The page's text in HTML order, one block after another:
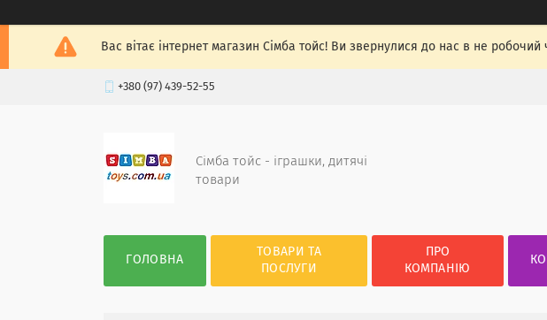
Вас вітає інтернет магазин Сімба тойс! Ви звернулися до нас в не
+380 (97) 439-52-55
Сімба тойс - іграшки, дитячі
товари
ГОЛОВНА
ТОВАРИ ТА
ПОСЛУГИ
ПРО
КОМПАНІЮ